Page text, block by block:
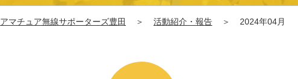
アマチュア無線サポーターズ豊田 ＞ 活動紹介・報告 ＞ 2024年04月